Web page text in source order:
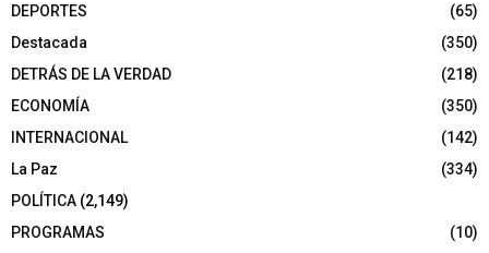
DEPORTES
(65)
Destacada
(350)
DETRÁS DE LA VERDAD
(218)
ECONOMÍA
(350)
INTERNACIONAL
(142)
La Paz
(334)
POLÍTICA (2,149)
PROGRAMAS
(10)